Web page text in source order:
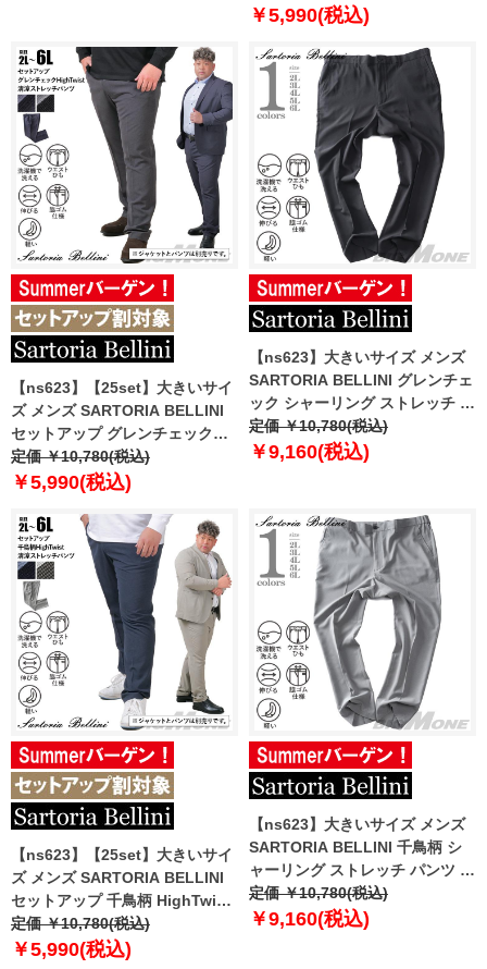
ブル スマリラ azs25233-sp
￥5,990(税込)
【ns623】【25set】大きいサイ
ズ メンズ SARTORIA BELLINI
セットアップ グレンチェック
HighTwist 清涼 ストレッチ パン
ツ 軽量 ウォッシャブル スマリラ
定価 ￥10,780(税込)
￥5,990(税込)
【ns623】大きいサイズ メンズ
SARTORIA BELLINI グレンチェ
ック シャーリング ストレッチ パ
ンツ 軽量 ウォッシャブル
azs25234-sps
定価 ￥10,780(税込)
￥9,160(税込)
【ns623】【25set】大きいサイ
ズ メンズ SARTORIA BELLINI
セットアップ 千鳥柄 HighTwist
清涼 ストレッチ パンツ 軽量 ウ
ォッシャブル スマリラ
定価 ￥10,780(税込)
￥5,990(税込)
【ns623】大きいサイズ メンズ
SARTORIA BELLINI 千鳥柄 シ
ャーリング ストレッチ パンツ 軽
量 ウォッシャブル スマリラ
azs25235-sps
定価 ￥10,780(税込)
￥9,160(税込)